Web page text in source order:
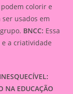
colorir e
usados em
BNCC: Essa
a criatividade
NA EDUCAÇÃO